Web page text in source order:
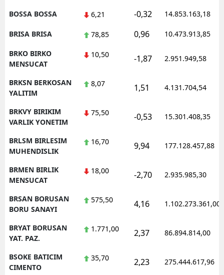
BOSSA BOSSA 6,21 -0,32 14.853.163,18
BRISA BRISA 78,85 0,96 10.473.913,85
BRKO BIRKO
MENSUCAT
10,50 -1,87 2.951.949,58
BRKSN BERKOSAN
YALITIM
8,07 1,51 4.131.704,54
BRKVY BIRIKIM
VARLIK YONETIM
75,50 -0,53 15.301.408,35
BRLSM BIRLESIM
MUHENDISLIK
16,70 9,94 177.128.457,88
BRMEN BIRLIK
MENSUCAT
18,00 -2,70 2.935.985,30
BRSAN BORUSAN
BORU SANAYI
575,50 4,16 1.102.273.361,00
BRYAT BORUSAN
YAT. PAZ.
1.771,00 2,37 86.894.814,00
BSOKE BATICIM
CIMENTO
35,70 2,23 275.444.617,96